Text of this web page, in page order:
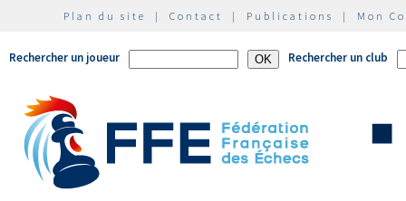
Plan du site | Contact | Publications | Mon
Rechercher un joueur Rechercher un club